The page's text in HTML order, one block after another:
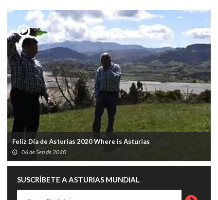
Feliz Día de Asturias 2020 Where is Asturias
06 de Sep de 2020
SUSCRÍBETE A ASTURIAS MUNDIAL